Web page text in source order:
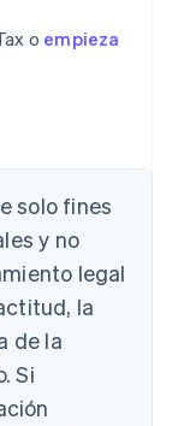
o empieza
solo fines
y no
legal
la
de la
Si